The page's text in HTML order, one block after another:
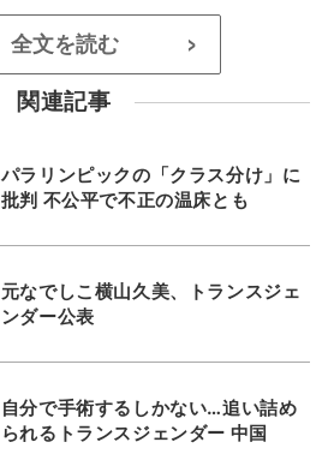
全文を読む >
関連記事
パラリンピックの「クラス分け」に
批判 不公平で不正の温床とも
元なでしこ横山久美、トランスジェ
ンダー公表
自分で手術するしかない…追い詰め
られるトランスジェンダー 中国